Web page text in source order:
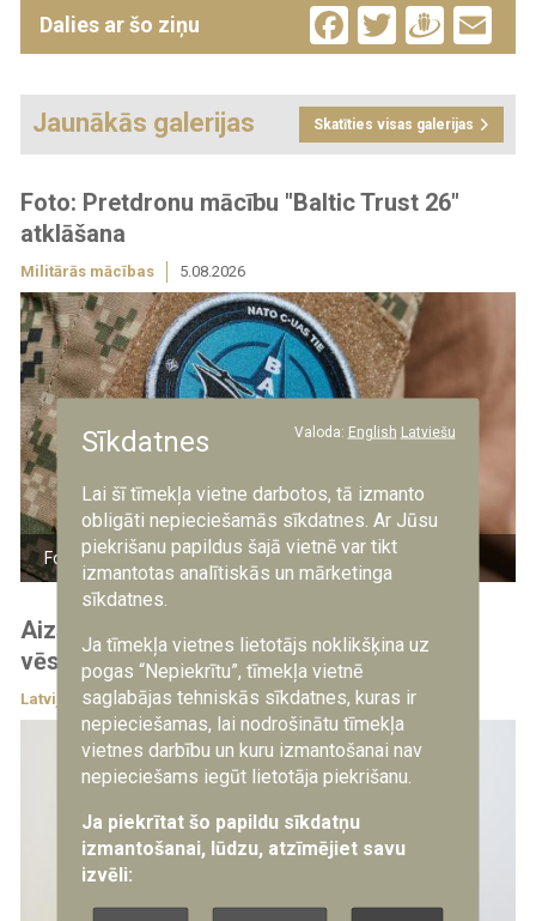
Dalies ar šo ziņu Facebook
Twitter
Jaunākās galerijas Skatīties visas galerijas
Foto: Pretdronu mācību "Baltic Trust 26"
atklāšana
Militārās mācības 5.08.2026
Foto: kaprālis R.R. Putnis/NBS
Aizsardzības ministrs apbalvo Kanādas
vēstnieku Latvijā
Latvijā 4.08.2026
Sīkdatnes Valoda: English Latviešu
Lai šī tīmekļa vietne darbotos, tā izmanto
obligāti nepieciešamās sīkdatnes. Ar Jūsu
piekrišanu papildus šajā vietnē var tikt
izmantotas analītiskās un mārketinga
sīkdatnes.
Ja tīmekļa vietnes lietotājs noklikšķina uz
pogas “Nepiekrītu”, tīmekļa vietnē
saglabājas tehniskās sīkdatnes, kuras ir
nepieciešamas, lai nodrošinātu tīmekļa
vietnes darbību un kuru izmantošanai nav
nepieciešams iegūt lietotāja piekrišanu.
Ja piekrītat šo papildu sīkdatņu
izmantošanai, lūdzu, atzīmējiet savu
izvēli: